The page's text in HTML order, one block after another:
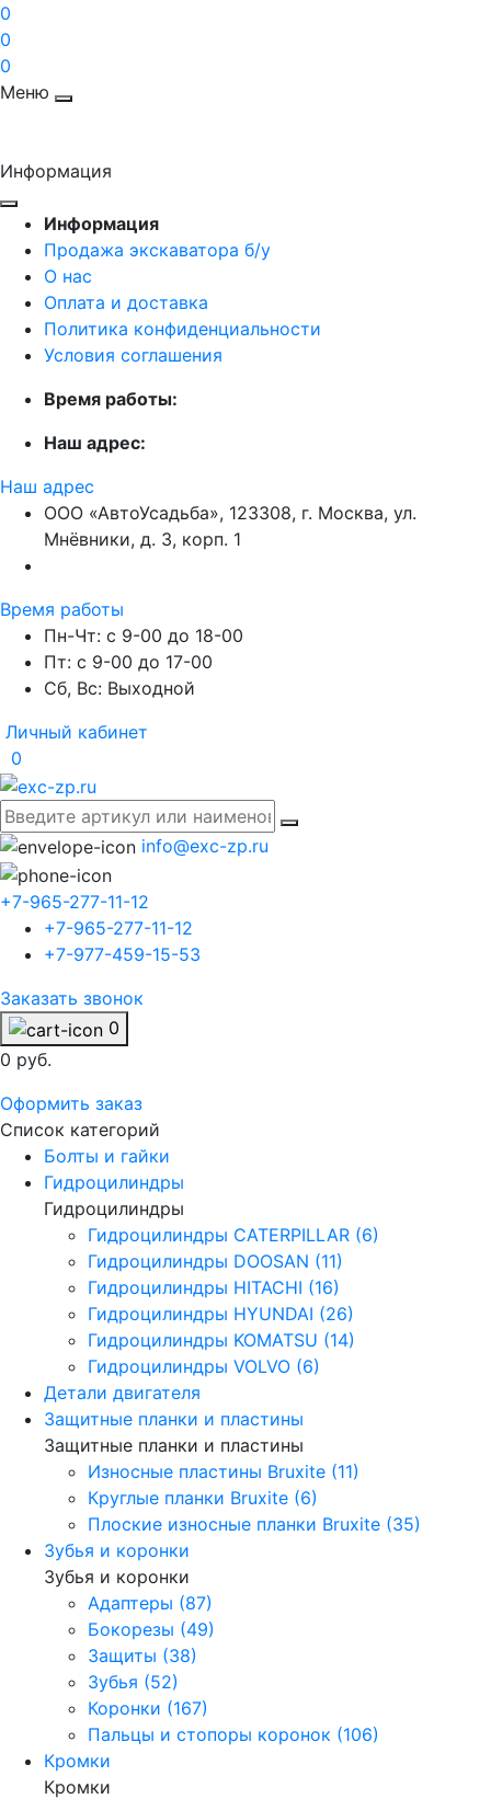
0
0
0
Меню
Информация
Информация
Продажа экскаватора б/у
О нас
Оплата и доставка
Политика конфиденциальности
Условия соглашения
Время работы:
Наш адрес:
Наш адрес
ООО «АвтоУсадьба», 123308, г. Москва, ул.
Мнёвники, д. 3, корп. 1
Время работы
Пн-Чт: с 9-00 до 18-00
Пт: с 9-00 до 17-00
Сб, Вс: Выходной
Личный кабинет
0
info@exc-zp.ru
+7-965-277-11-12
+7-965-277-11-12
+7-977-459-15-53
Заказать звонок
0
0 руб.
Оформить заказ
Список категорий
Болты и гайки
Гидроцилиндры
Гидроцилиндры
Гидроцилиндры CATERPILLAR (6)
Гидроцилиндры DOOSAN (11)
Гидроцилиндры HITACHI (16)
Гидроцилиндры HYUNDAI (26)
Гидроцилиндры KOMATSU (14)
Гидроцилиндры VOLVO (6)
Детали двигателя
Защитные планки и пластины
Защитные планки и пластины
Износные пластины Bruxite (11)
Круглые планки Bruxite (6)
Плоские износные планки Bruxite (35)
Зубья и коронки
Зубья и коронки
Адаптеры (87)
Бокорезы (49)
Защиты (38)
Зубья (52)
Коронки (167)
Пальцы и стопоры коронок (106)
Кромки
Кромки